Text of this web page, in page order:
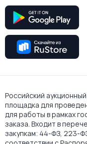
Российский
площадка для
для работы в рамках
заказа. Входит в
закупкам: 44-ФЗ, 223-